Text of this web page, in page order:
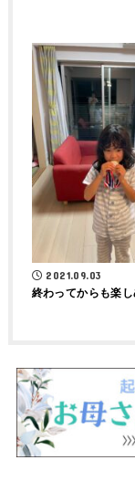
2021.09.03
終わってからも楽し